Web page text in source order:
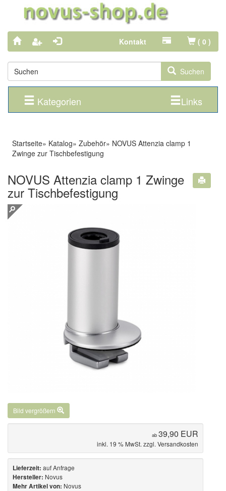
Kontakt ( 0 )
Suchen
Kategorien Links
Startseite» Katalog» Zubehör» NOVUS Attenzia clamp 1
Zwinge zur Tischbefestigung
NOVUS Attenzia clamp 1 Zwinge
zur Tischbefestigung
Bild vergrößern
ab 39,90 EUR
inkl. 19 % MwSt. zzgl. Versandkosten
Lieferzeit: auf Anfrage
Hersteller: Novus
Mehr Artikel von: Novus